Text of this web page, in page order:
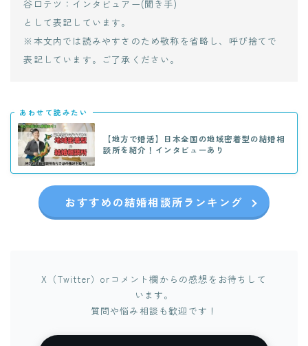
谷口テツ：インタビュアー(聞き手)
として表記しています。
※本文内では読みやすさのため敬称を省略し、呼び捨てで
表記しています。ご了承ください。
あわせて読みたい
【地方で婚活】日本全国の地域密着型の結婚相
談所を紹介！インタビューあり
おすすめの結婚相談所ランキング
X（Twitter）orコメント欄からの感想をお待ちして
います。
質問や悩み相談も歓迎です！